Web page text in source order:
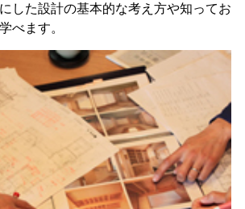
した設計の基本的な考え方や知ってお
べます。